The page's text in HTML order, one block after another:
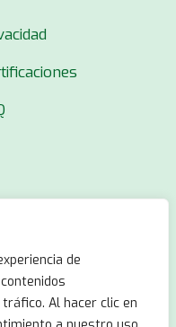
de
Al hacer clic en